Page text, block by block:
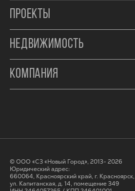
ПРОЕКТЫ
НЕДВИЖИМОСТЬ
КОМПАНИЯ
© ООО «СЗ «Новый Город», 2013- 2026
Юридический адрес:
660064, Красноярский край, г. Красноярск,
ул. Капитанская, д. 14, помещение 349